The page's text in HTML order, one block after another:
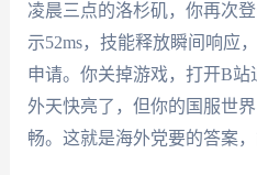
凌晨三点的洛杉矶，你再次
示52ms，技能释放瞬间响应
申请。你关掉游戏，打开B
外天快亮了，但你的国服世
畅。这就是海外党要的答案